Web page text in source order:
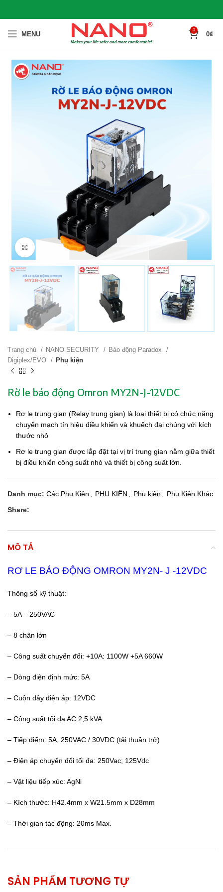
MENU
0
0₫
Click to enlarge
Trang chủ NANO SECURITY
Báo động Paradox
Digiplex/EVO
Phụ kiện
Rờ le báo động Omron MY2N-J-12VDC
Rơ le trung gian (Relay trung gian) là loại thiết bị có chức năng
chuyển mạch tín hiệu điều khiển và khuếch đại chúng với kích
thước nhỏ
Rơ le trung gian được lắp đặt tại vị trí trung gian nằm giữa thiết
bị điều khiển công suất nhỏ và thiết bị công suất lớn.
Danh mục: Các Phụ Kiện , PHỤ KIỆN , Phụ kiện , Phụ Kiện Khác
Share:
MÔ TẢ
RƠ LE BÁO ĐỘNG OMRON MY2N- J -12VDC
Thông số kỹ thuật:
– 5A – 250VAC
– 8 chân lớn
– Công suất chuyển đổi: +10A: 1100W +5A 660W
– Dòng điện định mức: 5A
– Cuộn dây điện áp: 12VDC
– Công suất tối đa AC 2,5 kVA
– Tiếp điểm: 5A, 250VAC / 30VDC (tải thuần trở)
– Điện áp chuyển đổi tối đa: 250Vac; 125Vdc
– Vật liệu tiếp xúc: AgNi
– Kích thước: H42.4mm x W21.5mm x D28mm
– Thời gian tác động: 20ms Max.
SẢN PHẨM TƯƠNG TỰ